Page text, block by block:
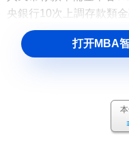
央銀行10次上調存款類
次每次上調0.5個百分點
底執行14.5%存款準備
超
定存款準備金率來收縮
打开MBA